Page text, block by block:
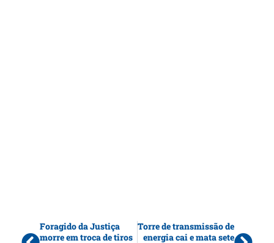
Foragido da Justiça
morre em troca de tiros
Torre de transmissão de
energia cai e mata sete